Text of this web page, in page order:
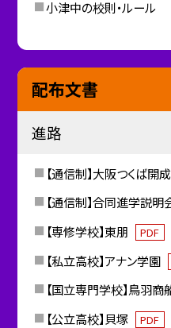
小津中の校則・ルール
配布文書
進路
【通信制】大阪つくば開成
【通信制】合同進学説明
【専修学校】東朋
PDF
【私立高校】アナン学園
【国立専門学校】鳥羽商
【公立高校】貝塚
PDF